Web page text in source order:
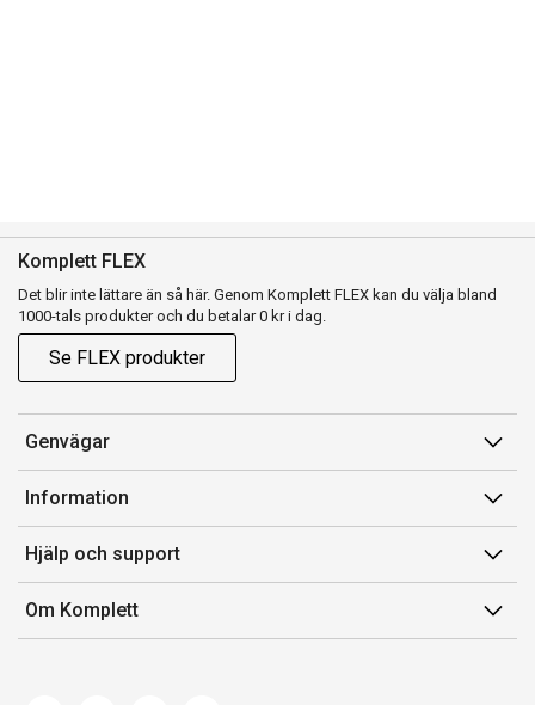
Komplett FLEX
Det blir inte lättare än så här. Genom Komplett FLEX kan du välja bland
1000-tals produkter och du betalar 0 kr i dag.
Se FLEX produkter
Genvägar
Konto
Orderhistorik
Presentkort
Komplett Club
Information
Försäljningsvillkor
Medlemsvillkor for Komplett Club
Lediga tjänster
Hjälp och support
Kontakta oss
Kundservice
Om Komplett